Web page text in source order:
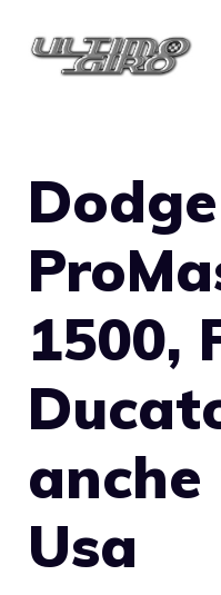
1500,
Usa